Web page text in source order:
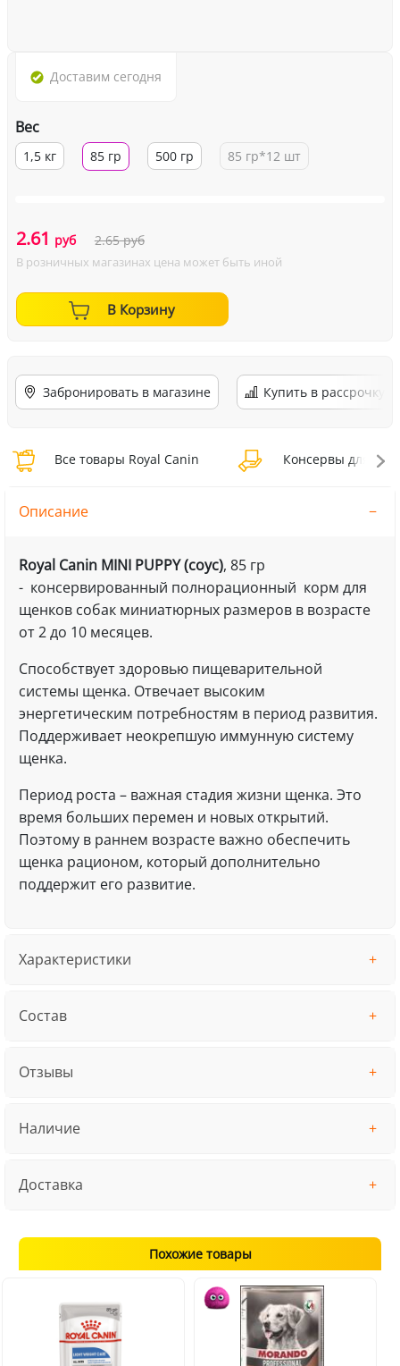
Доставим сегодня
Вес
1,5 кг 85 гр 500 гр 85 гр*12 шт
2.61 руб 2.65руб
В розничных магазинах цена может быть иной
В Корзину
Забронировать в магазине Купить в рассрочку
Все товары Royal Canin Консервы для
Описание
Royal Canin MINI PUPPY (соус), 85 гр
- консервированный полнорационный корм для
щенков собак миниатюрных размеров в возрасте
от 2 до 10 месяцев.
Способствует здоровью пищеварительной
системы щенка. Отвечает высоким
энергетическим потребностям в период развития.
Поддерживает неокрепшую иммунную систему
щенка.
Период роста – важная стадия жизни щенка. Это
время больших перемен и новых открытий.
Поэтому в раннем возрасте важно обеспечить
щенка рационом, который дополнительно
поддержит его развитие.
Характеристики
Состав
Отзывы
Наличие
Доставка
Похожие товары